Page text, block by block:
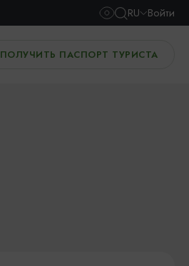
RU Войти
ПОЛУЧИТЬ ПАСПОРТ ТУРИСТА